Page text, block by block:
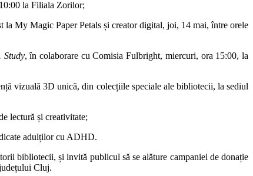
la Filiala Zorilor;
My Magic Paper Petals și creator digital, joi, 14 mai, între orele
Study, în colaborare cu Comisia Fulbright, miercuri, ora 15:00, la
vizuală 3D unică, din colecțiile speciale ale bibliotecii, la sediul
lectură și creativitate;
adulților cu ADHD.
bibliotecii, și invită publicul să se alăture campaniei de donație
Cluj.